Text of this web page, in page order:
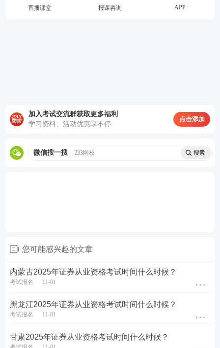
预约考试时间为 预计6次，具体时间待定
。具体详情如
预约测试
第三次：5月12日
第四次：7月11日
第六次：10月26日
4月26日15时
第四次：6月25日15时至
8月2日15时
广东2025年证券考试报名条件是什么？
类别 证券从业 证券专项
岁;
直播课堂 报课咨询 APP
加入考试交流群获取更多福利
学习资料、活动优惠享不停
点击添加
微信搜一搜 233网校
您可能感兴趣的文章
内蒙古2025年证券从业资格考试时间什么时候？
考试报名 11-01
黑龙江2025年证券从业资格考试时间什么时候？
考试报名 11-01
甘肃2025年证券从业资格考试时间什么时候？